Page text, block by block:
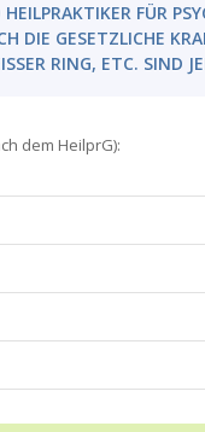
FÜR
DIE GESETZLICHE
RING, ETC. SIND
dem HeilprG):